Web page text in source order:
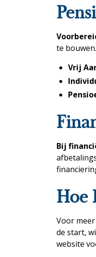
te
Vrij
Bij
Hoe
Voor
de start,
website